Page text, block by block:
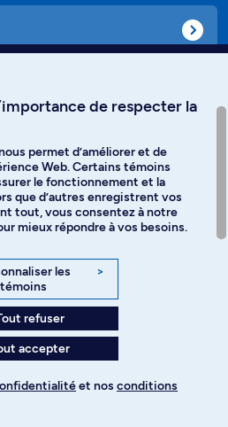
Instagram
YouTube
de respecter la
permet d’améliorer et de
Web. Certains témoins
le fonctionnement et la
que d’autres enregistrent vos
tout, vous consentez à notre
mieux répondre à vos besoins.
les
témoins
>
refuser
accepter
et nos conditions